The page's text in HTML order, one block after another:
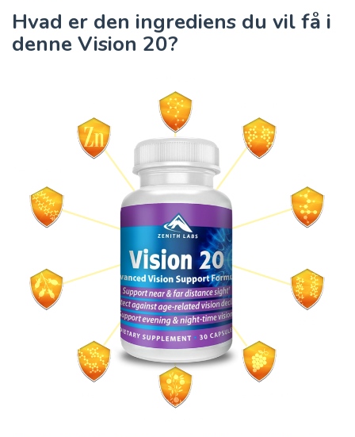
Hvad er den ingrediens du vil få i
denne Vision 20?